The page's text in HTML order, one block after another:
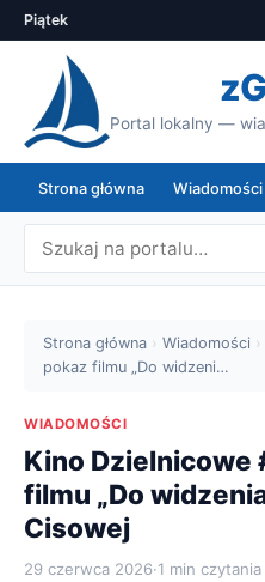
Piątek
Portal lokalny —
Strona główna Wiadomości
Strona główna › Wiadomości ›
pokaz filmu „Do widzeni…
WIADOMOŚCI
Kino Dzielnicowe
filmu „Do
Cisowej
29 czerwca 2026·1 min czytania